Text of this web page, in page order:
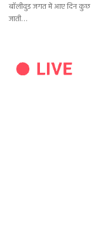
बॉलीवुड जगत में आए दिन कुछ
जाती…